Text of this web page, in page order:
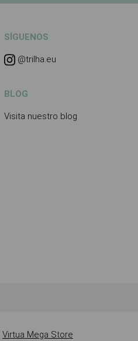
SÍGUENOS
@trilha.eu
BLOG
Visita nuestro blog
Virtua Mega Store